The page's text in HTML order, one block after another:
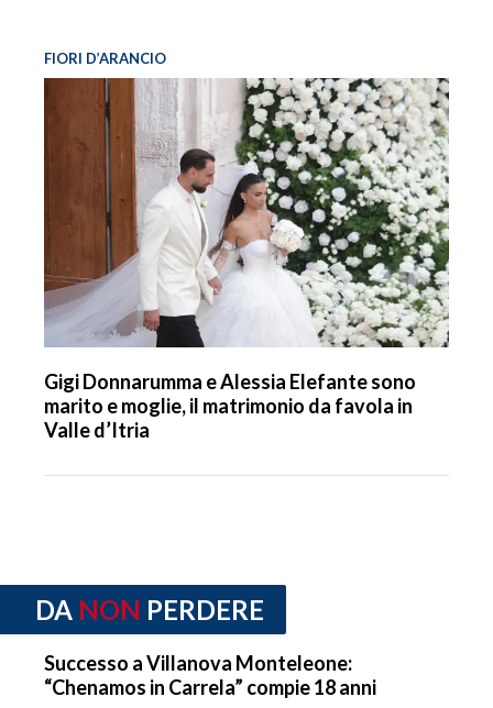
FIORI D’ARANCIO
Gigi Donnarumma e Alessia Elefante sono
marito e moglie, il matrimonio da favola in
Valle d’Itria
DA NON PERDERE
Successo a Villanova Monteleone:
“Chenamos in Carrela” compie 18 anni